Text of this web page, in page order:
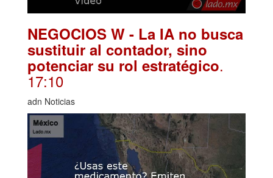
NEGOCIOS W - La IA no busca
sustituir al contador, sino
potenciar su rol estratégico.
17:10
adn Noticias